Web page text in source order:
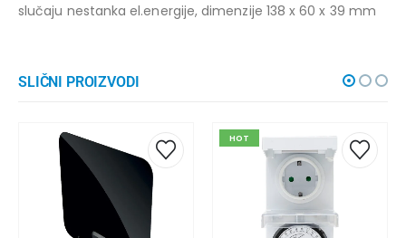
slučaju nestanka el.energije, dimenzije 138 x 60 x 39 mm
SLIČNI PROIZVODI
HOT